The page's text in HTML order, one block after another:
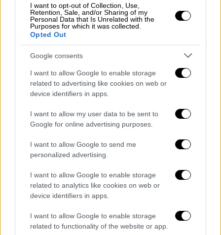
I want to opt-out of Collection, Use,
Retention, Sale, and/or Sharing of my
Personal Data that Is Unrelated with the
Purposes for which it was collected.
Opted Out
Google consents
I want to allow Google to enable storage
related to advertising like cookies on web or
device identifiers in apps.
I want to allow my user data to be sent to
Google for online advertising purposes.
I want to allow Google to send me
personalized advertising.
I want to allow Google to enable storage
related to analytics like cookies on web or
device identifiers in apps.
I want to allow Google to enable storage
related to functionality of the website or app.
Ο τηλεσχολιαστής πλέον, προπονητής της
Μάντσεστερ Γιουνάιτεντ αγνοεί τη
βελτίωση των «Κόκκινων Διαβόλων»
Αθλητισμός|17.02.2019 15:37